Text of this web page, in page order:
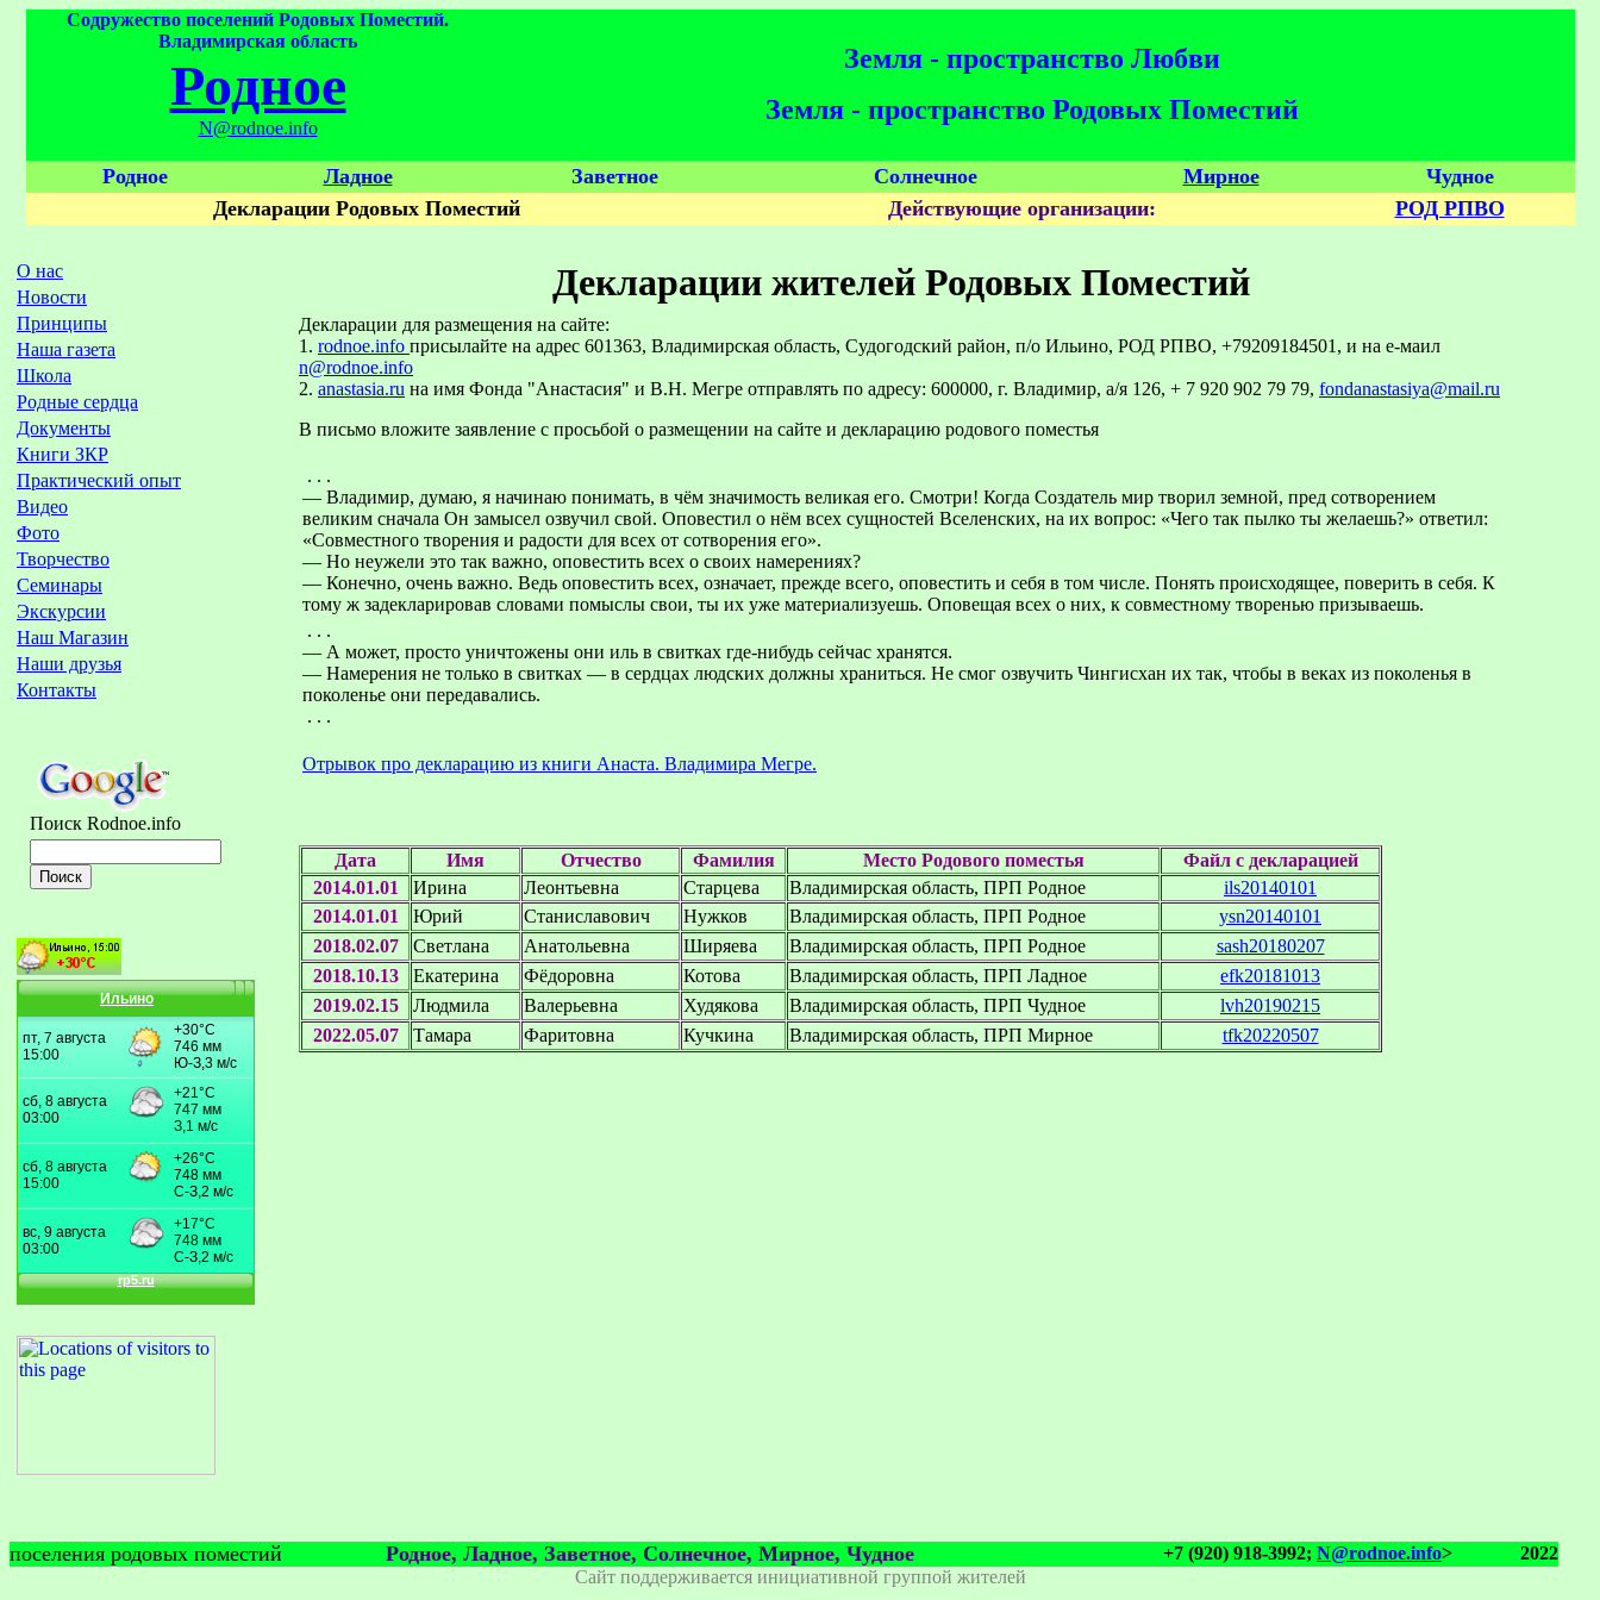
Содружество поселений Родовых Поместий.
Владимирская область
Родное
N@rodnoe.info
Земля - пространство Любви
Земля - пространство Родовых Поместий
Родное Ладное Заветное Солнечное Мирное
Чудное
Декларации Родовых Поместий
Действующие организации: РОД РПВО
О нас
Новости
Принципы
Наша газета
Школа
Родные сердца
Документы
Книги ЗКР
Практический опыт
Видео
Фото
Творчество
Семинары
Экскурсии
Наш Магазин
Наши друзья
Контакты
Поиск Rodnoe.info
Ильино
Декларации жителей Родовых Поместий
Декларации для размещения на сайте:
1. rodnoe.info присылайте на адрес 601363, Владимирская область, Судогодский район, п/о Ильино, РОД РПВО, +79209184501, и на е-маил
n@rodnoe.info
2. anastasia.ru на имя Фонда "Анастасия" и В.Н. Мегре отправлять по адресу: 600000, г. Владимир, а/я 126, + 7 920 902 79 79, fondanastasiya@mail.ru
В письмо вложите заявление с просьбой о размещении на сайте и декларацию родового поместья
. . .
— Владимир, думаю, я начинаю понимать, в чём значимость великая его. Смотри! Когда Создатель мир творил земной, пред сотворением
великим сначала Он замысел озвучил свой. Оповестил о нём всех сущностей Вселенских, на их вопрос: «Чего так пылко ты желаешь?» ответил:
«Совместного творения и радости для всех от сотворения его».
— Но неужели это так важно, оповестить всех о своих намерениях?
— Конечно, очень важно. Ведь оповестить всех, означает, прежде всего, оповестить и себя в том числе. Понять происходящее, поверить в себя. К
тому ж задекларировав словами помыслы свои, ты их уже материализуешь. Оповещая всех о них, к совместному творенью призываешь.
. . .
— А может, просто уничтожены они иль в свитках где-нибудь сейчас хранятся.
— Намерения не только в свитках — в сердцах людских должны храниться. Не смог озвучить Чингисхан их так, чтобы в веках из поколенья в
поколенье они передавались.
. . .
Отрывок про декларацию из книги Анаста. Владимира Мегре.
Дата Имя Отчество Фамилия Место Родового поместья
Файл c декларацией
2014.01.01
Ирина Леонтьевна Старцева Владимирская область, ПРП Родное
ils20140101
2014.01.01
Юрий Станиславович Нужков Владимирская область, ПРП Родное
ysn20140101
2018.02.07
Светлана Анатольевна Ширяева Владимирская область, ПРП Родное
sash20180207
2018.10.13
Екатерина Фёдоровна Котова Владимирская область, ПРП Ладное
efk20181013
2019.02.15
Людмила Валерьевна Худякова Владимирская область, ПРП Чудное
lvh20190215
2022.05.07
Тамара Фаритовна Кучкина Владимирская область, ПРП Мирное tfk20220507
поселения родовых поместий Родное, Ладное, Заветное, Солнечное, Мирное, Чудное +7 (920) 918-3992; N@rodnoe.info>
2022
Сайт поддерживается инициативной группой жителей